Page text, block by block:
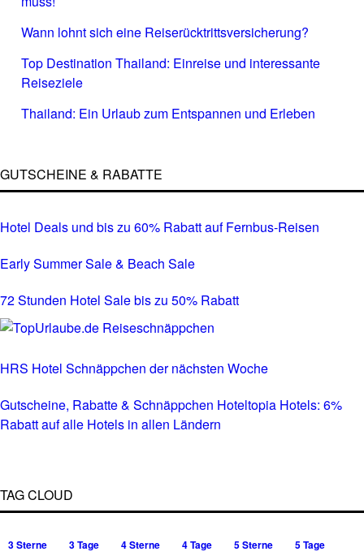
Wann lohnt sich eine Reiserücktrittsversicherung?
Top Destination Thailand: Einreise und interessante
Reiseziele
Thailand: Ein Urlaub zum Entspannen und Erleben
GUTSCHEINE & RABATTE
Hotel Deals und bis zu 60% Rabatt auf Fernbus-Reisen
Early Summer Sale & Beach Sale
72 Stunden Hotel Sale bis zu 50% Rabatt
HRS Hotel Schnäppchen der nächsten Woche
Gutscheine, Rabatte & Schnäppchen Hoteltopia Hotels: 6%
Rabatt auf alle Hotels in allen Ländern
TAG CLOUD
3 Sterne 3 Tage 4 Sterne 4 Tage 5 Sterne
5 Tage